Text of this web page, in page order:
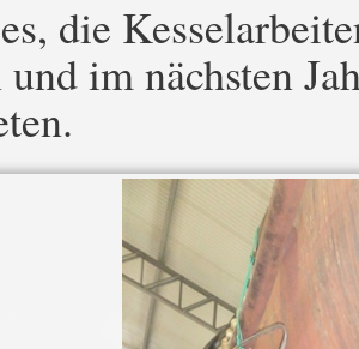
die
im nächsten